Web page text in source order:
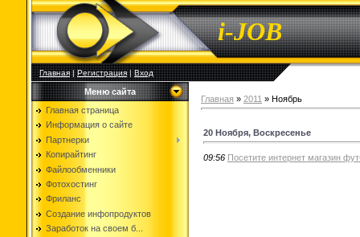
i-JOB
Главная|Регистрация|Вход
Меню сайта
Главная страница
Информация о сайте
Партнерки
Копирайтинг
Файлообменники
Фотохостинг
Фриланс
Создание инфопродуктов
Заработок на своем б...
Главная » 2011 » Ноябрь
20 Ноября, Воскресенье
09:56 Посетите интернет магазин